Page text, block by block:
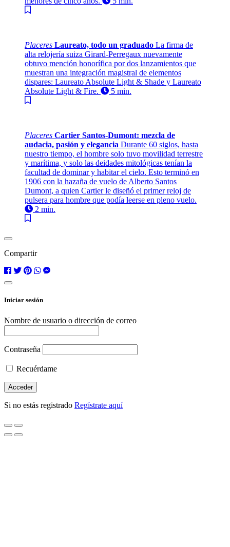
Placeres Laureato, todo un graduado La firma de
alta relojería suiza Girard-Perregaux nuevamente
obtuvo mención honorífica por dos lanzamientos que
muestran una integración magistral de elementos
dispares: Laureato Absolute Light & Shade y Laureato
Absolute Light & Fire.
5 min.
Placeres Cartier Santos-Dumont: mezcla de
audacia, pasión y elegancia Durante 60 siglos, hasta
nuestro tiempo, el hombre solo tuvo movilidad terrestre
y marítima, y solo las deidades mitológicas tenían la
facultad de dominar y habitar el cielo. Esto terminó en
1906 con la hazaña de vuelo de Alberto Santos
Dumont, a quien Cartier le diseñó el primer reloj de
pulsera para hombre que podía leerse en pleno vuelo.
2 min.
Compartir
Iniciar sesión
Nombre de usuario o dirección de correo
Contraseña
Recuérdame
Si no estás registrado Regístrate aquí